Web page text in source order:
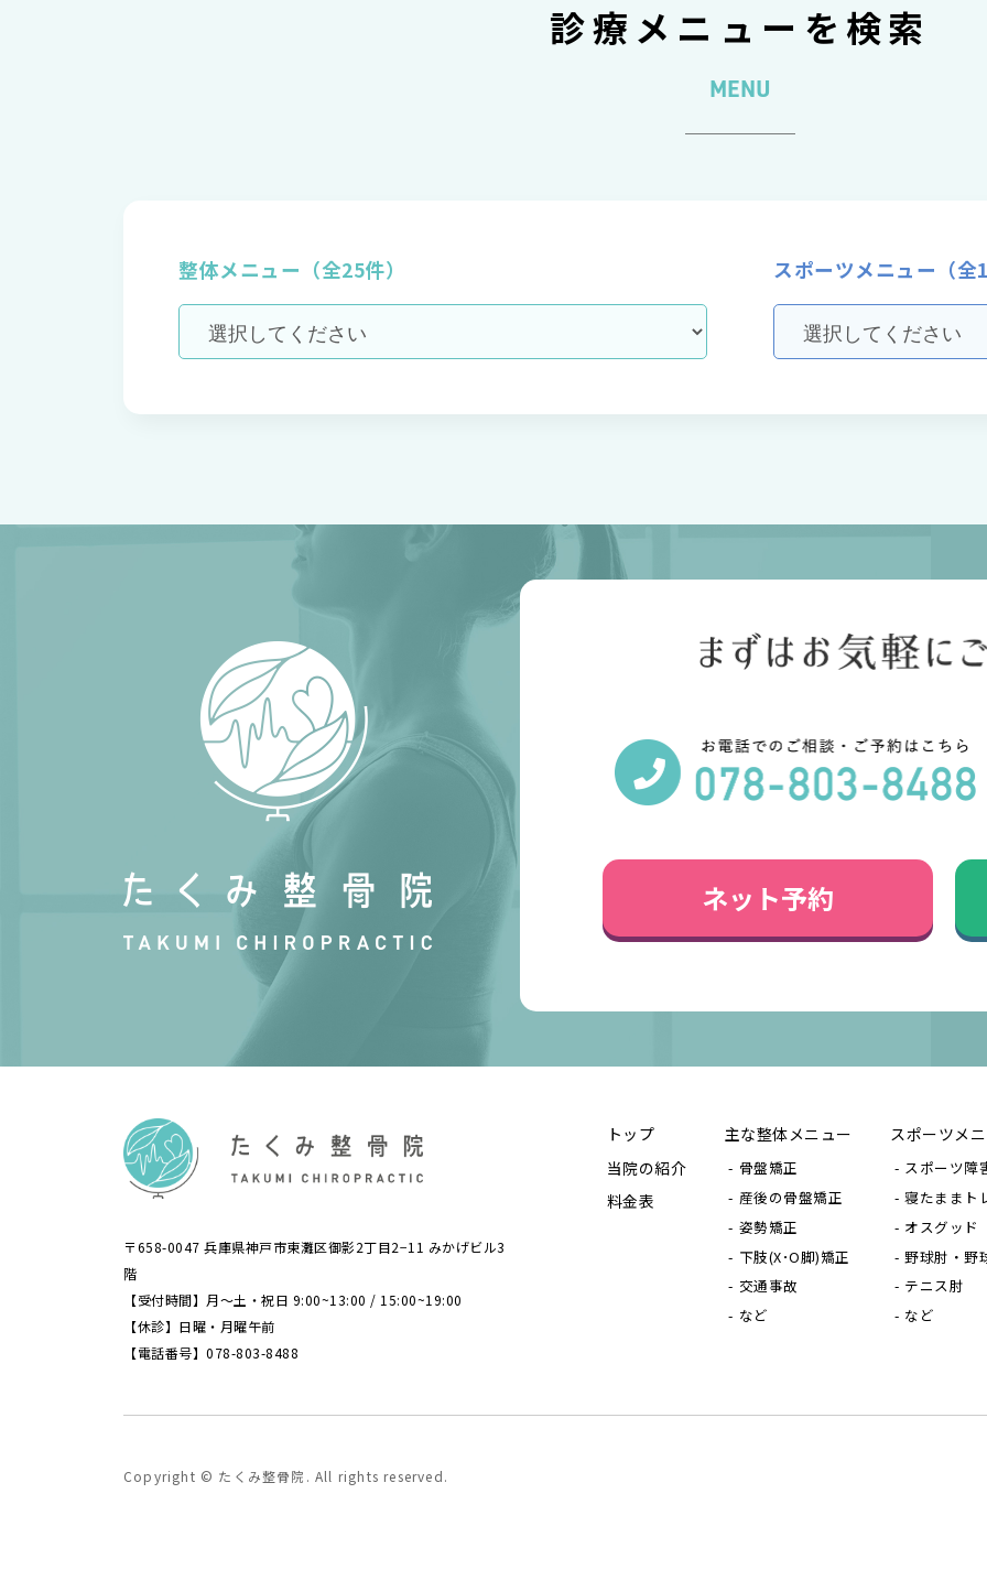
診療メニューを検索
MENU
整体メニュー（全25件） スポーツメニュー（全
ネット予約
〒658-0047 兵庫県神戸市東灘区御影2丁目2−11 みかげビル3
階
【受付時間】月〜土・祝日 9:00~13:00 / 15:00~19:00
【休診】日曜・月曜午前
【電話番号】078-803-8488
トップ
当院の紹介
料金表
主な整体メニュー
骨盤矯正
産後の骨盤矯正
姿勢矯正
下肢(X･O脚)矯正
交通事故
など
スポーツメ
スポーツ障
寝たままト
オスグッド
野球肘・野
テニス肘
など
Copyright © たくみ整骨院. All rights reserved.